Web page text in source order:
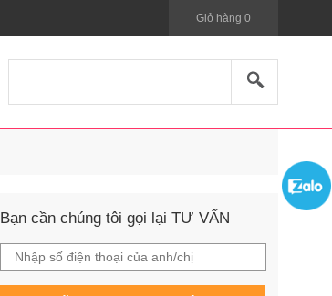
Giỏ hàng 0
Bạn cần chúng tôi gọi lại TƯ VẤN